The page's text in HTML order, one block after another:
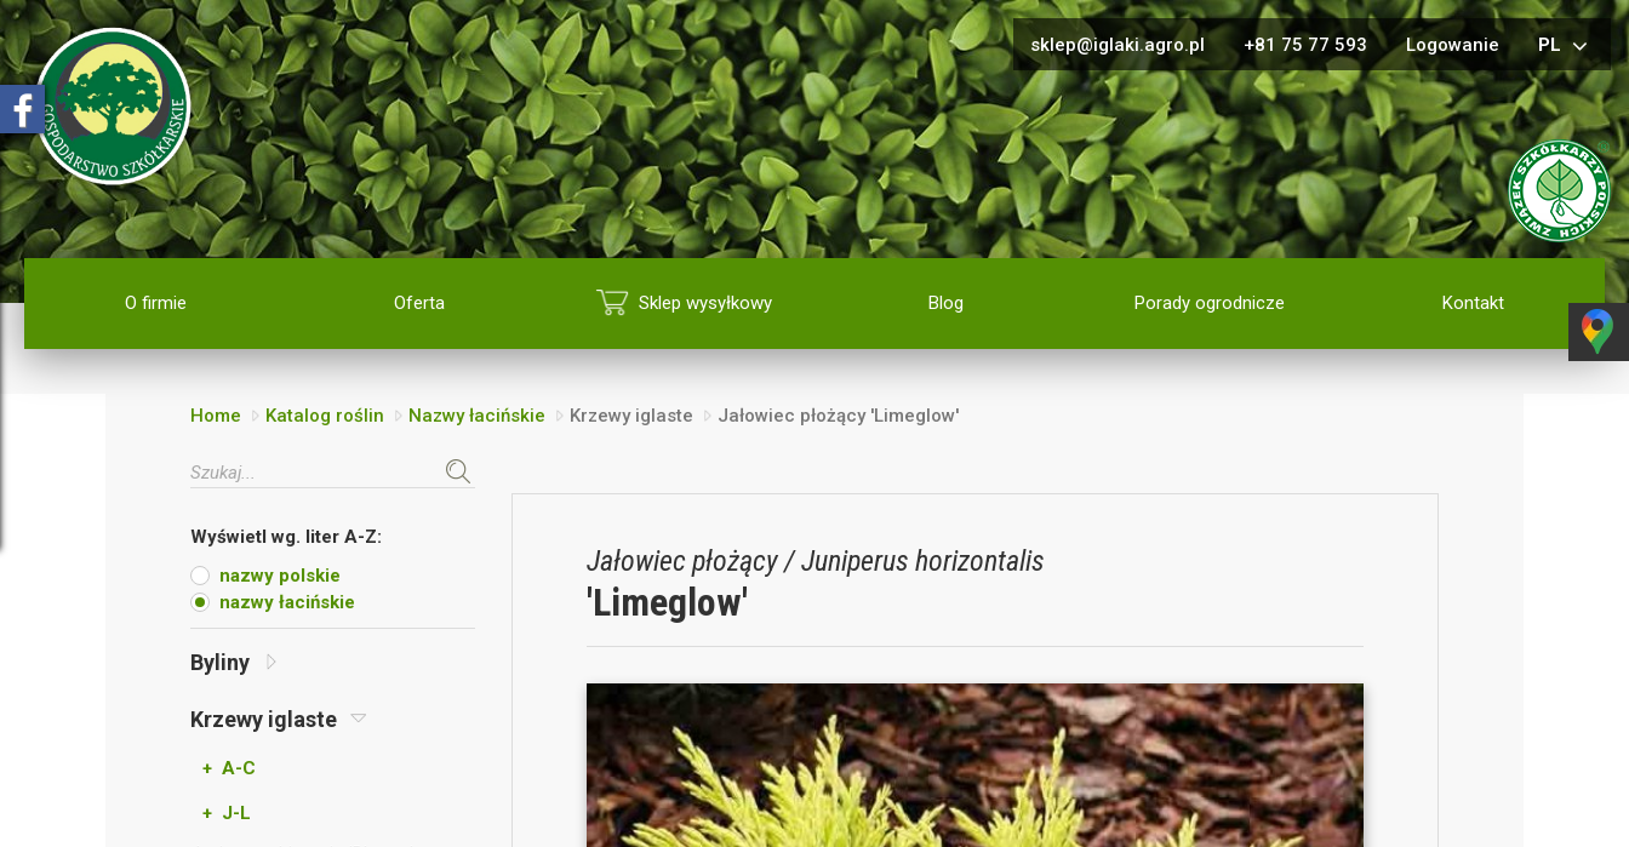
sklep@iglaki.agro.pl +81 75 77 593 Logowanie PL
O firmie Oferta Sklep wysyłkowy Blog Porady ogrodnicze Kontakt
Home Katalog roślin Nazwy łacińskie Krzewy iglaste Jałowiec płożący 'Limeglow'
Wyświetl wg. liter A-Z:
nazwy polskie
nazwy łacińskie
Byliny
Krzewy iglaste
+ A-C
+ J-L
Jałowiec płożący / Juniperus horizontalis
'Limeglow'